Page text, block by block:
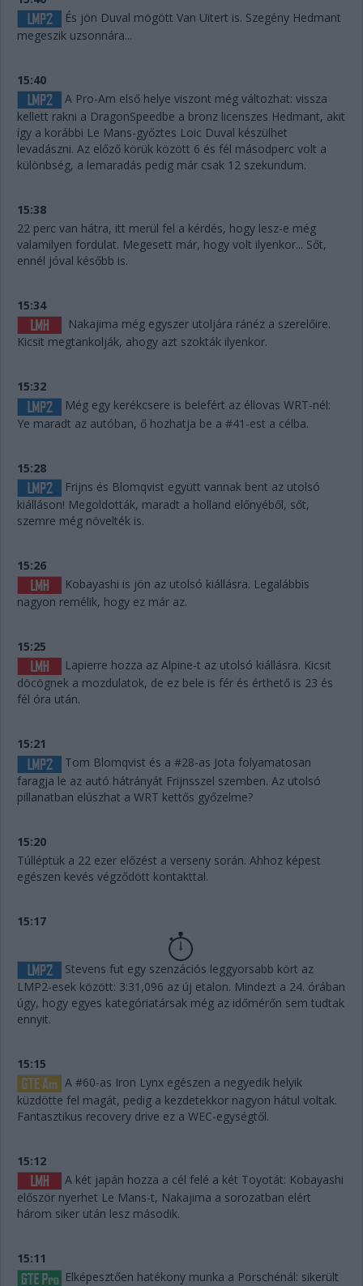
És jön Duval mögött Van Uitert is. Szegény Hedmant
megeszik uzsonnára...
15:40
A Pro-Am első helye viszont még változhat: vissza
kellett rakni a DragonSpeedbe a bronz licenszes Hedmant, akit
így a korábbi Le Mans-győztes Loic Duval készülhet
levadászni. Az előző körük között 6 és fél másodperc volt a
különbség, a lemaradás pedig már csak 12 szekundum.
15:38
22 perc van hátra, itt merül fel a kérdés, hogy lesz-e még
valamilyen fordulat. Megesett már, hogy volt ilyenkor... Sőt,
ennél jóval később is.
15:34
Nakajima még egyszer utoljára ránéz a szerelőire.
Kicsit megtankolják, ahogy azt szokták ilyenkor.
15:32
Még egy kerékcsere is belefért az éllovas WRT-nél:
Ye maradt az autóban, ő hozhatja be a #41-est a célba.
15:28
Frijns és Blomqvist együtt vannak bent az utolsó
kiálláson! Megoldották, maradt a holland előnyéből, sőt,
szemre még növelték is.
15:26
Kobayashi is jön az utolsó kiállásra. Legalábbis
nagyon remélik, hogy ez már az.
15:25
Lapierre hozza az Alpine-t az utolsó kiállásra. Kicsit
döcögnek a mozdulatok, de ez bele is fér és érthető is 23 és
fél óra után.
15:21
Tom Blomqvist és a #28-as Jota folyamatosan
faragja le az autó hátrányát Frijnsszel szemben. Az utolsó
pillanatban elúszhat a WRT kettős győzelme?
15:20
Túlléptük a 22 ezer előzést a verseny során. Ahhoz képest
egészen kevés végződött kontakttal.
15:17
Stevens fut egy szenzációs leggyorsabb kört az
LMP2-esek között: 3:31,096 az új etalon. Mindezt a 24. órában
úgy, hogy egyes kategóriatársak még az időmérőn sem tudtak
ennyit.
15:15
A #60-as Iron Lynx egészen a negyedik helyik
küzdötte fel magát, pedig a kezdetekkor nagyon hátul voltak.
Fantasztikus recovery drive ez a WEC-egységtől.
15:12
A két japán hozza a cél felé a két Toyotát: Kobayashi
először nyerhet Le Mans-t, Nakajima a sorozatban elért
három siker után lesz második.
15:11
Elképesztően hatékony munka a Porschénál: sikerült